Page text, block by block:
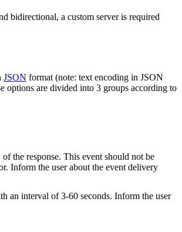
bidirectional, a custom server is required
JSON format (note: text encoding in JSON
options are divided into 3 groups according to
the response. This event should not be
Inform the user about the event delivery
an interval of 3-60 seconds. Inform the user